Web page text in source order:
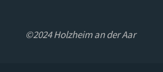
©2024 Holzheim an der Aar